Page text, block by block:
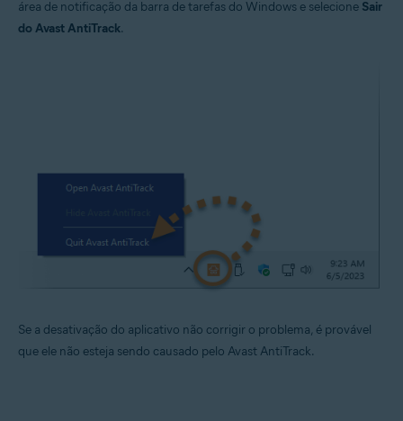
área de notificação da barra de tarefas do Windows e selecione Sair
do Avast AntiTrack.
Se a desativação do aplicativo não corrigir o problema, é provável
que ele não esteja sendo causado pelo Avast AntiTrack.